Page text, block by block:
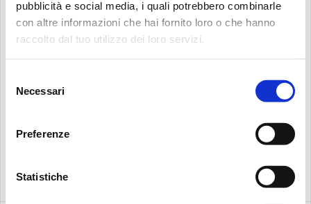
pubblicità e social media, i quali potrebbero combinarle
con altre informazioni che hai fornito loro o che hanno
raccolto dal tuo utilizzo dei loro servizi.
delNecessari
Preferenze
Statistiche
Recherche: